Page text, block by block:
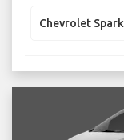
Chevrolet Spark